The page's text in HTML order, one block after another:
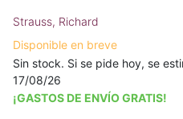
Strauss, Richard
Disponible en breve
Sin stock. Si se pide hoy, se
17/08/26
¡GASTOS DE ENVÍO GRATIS!